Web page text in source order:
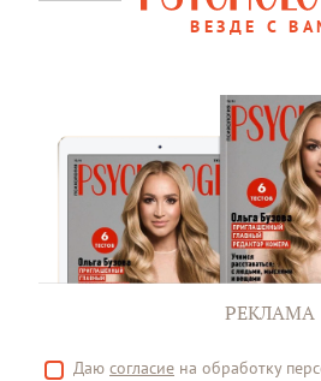
ВЕЗДЕ С
РЕКЛАМА
Даю согласие на обработку